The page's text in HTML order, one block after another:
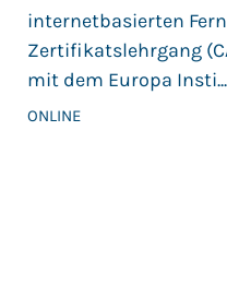
internetbasierten
Zertifikatslehrgang
mit dem Europa Insti...
ONLINE